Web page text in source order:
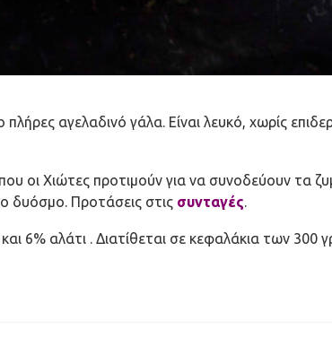
αγελαδινό γάλα. Είναι λευκό, χωρίς
οι Χιώτες προτιμούν για να συνοδεύουν τα
δυόσμο. Προτάσεις στις συνταγές.
αλάτι . Διατίθεται σε κεφαλάκια των 300